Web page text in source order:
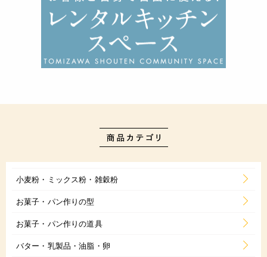
小麦粉・ミックス粉・雑穀粉
お菓子・パン作りの型
お菓子・パン作りの道具
バター・乳製品・油脂・卵